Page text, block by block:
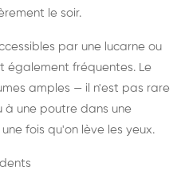
le soir.
par une lucarne ou
également fréquentes. Le
amples — il n'est pas rare
à une poutre dans une
fois qu'on lève les yeux.